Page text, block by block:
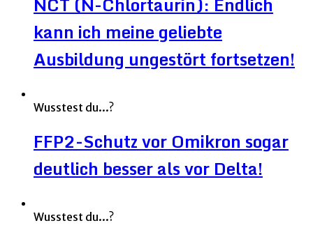
kann ich meine geliebte
Ausbildung ungestört fortsetzen!
Wusstest du...?
FFP2-Schutz vor Omikron sogar
deutlich besser als vor Delta!
Wusstest du...?